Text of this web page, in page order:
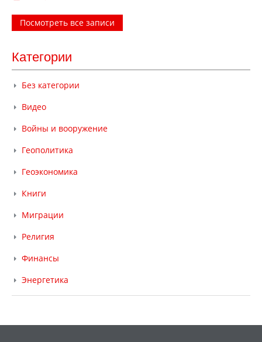
Посмотреть все записи
Категории
Без категории
Видео
Войны и вооружение
Геополитика
Геоэкономика
Книги
Миграции
Религия
Финансы
Энергетика